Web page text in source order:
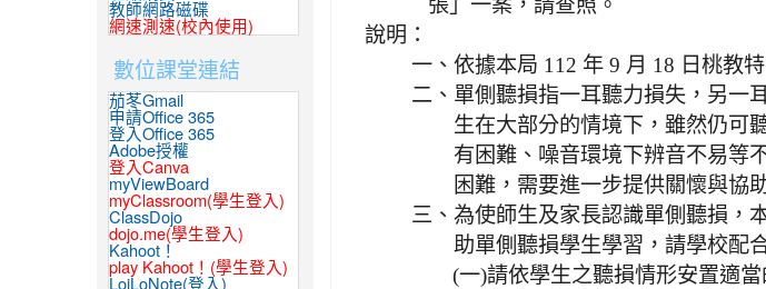
張」一案，請查照。
說明：
一、 依據本局 112 年 9 月 18 日桃教
二、 單側聽損指一耳聽力損失，另一
生在大部分的情境下，雖然仍可
有困難、噪音環境下辨音不易等
困難，需要進一步提供關懷與協
三、 為使師生及家長認識單側聽損，
助單側聽損學生學習，請學校配
(一)請依學生之聽損情形安置適當
教師網路磁碟
網速測速(校內使用)
數位課堂連結
茄苳Gmail
申請Office 365
登入Office 365
Adobe授權
登入Canva
myViewBoard
myClassroom(學生登入)
ClassDojo
dojo.me(學生登入)
Kahoot！
play Kahoot！(學生登入)
LoiLoNote(登入)